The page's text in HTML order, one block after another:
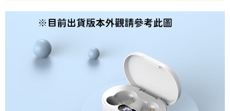
penilaian boleh diberikan.
【Penerangan Kaedah Pembayaran】
1. Pembayaran ansuran tidak digabungkan dalam bil telekomunikasi,
"Pembayaran Ansuran Gogo" akan menghantar SMS peringatan
pembayaran selepas tarikh penyelesaian bulanan.
2. Melalui pautan SMS untuk membuka bil, anda boleh memilih untuk
membayar melalui "Kod bar kedai serbaneka / Kedai rasmi Taiwan
Mobile / Pemindahan bank / Pembayaran J街口 / iPASS MONEY" dan